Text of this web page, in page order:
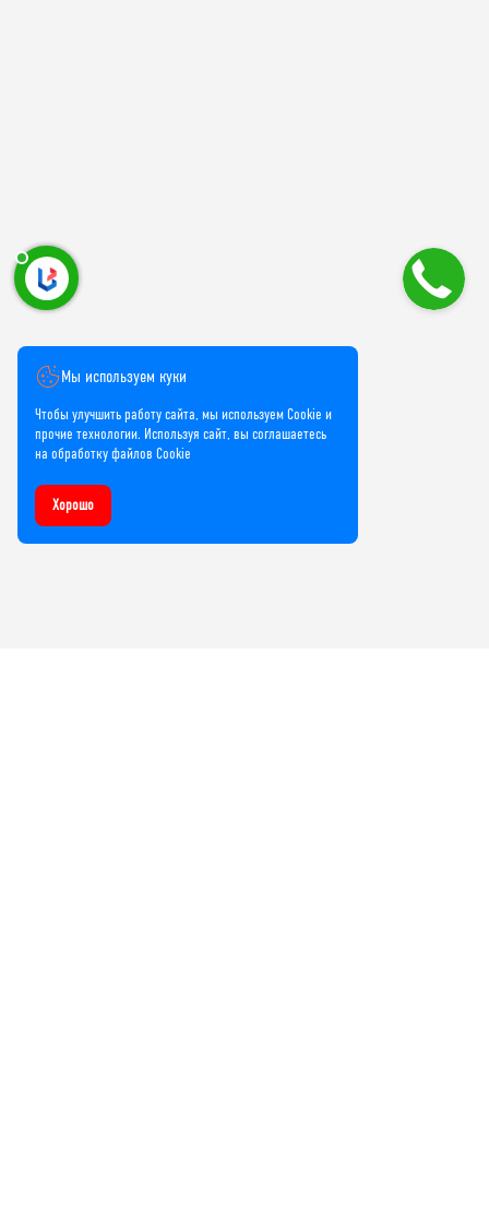
Мы используем куки
Чтобы улучшить работу сайта, мы используем Cookie и
прочие технологии. Используя сайт, вы соглашаетесь
на обработку файлов Cookie
Хорошо